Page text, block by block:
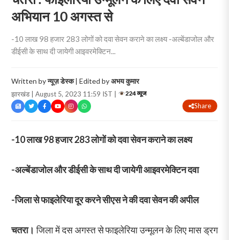
अभियान 10 अगस्त से
-10 लाख 98 हजार 283 लोगों को दवा सेवन कराने का लक्ष्य -अल्बेंडाजोल और
डीईसी के साथ दी जायेगी आइवरमेक्टिन...
Written byन्यूज़ डेस्क| Edited byअभय कुमार
झारखंड | August 5, 2023 11:59 IST | 224 व्यूज
Share
-10 लाख 98 हजार 283 लोगों को दवा सेवन कराने का लक्ष्य
-अल्बेंडाजोल और डीईसी के साथ दी जायेगी आइवरमेक्टिन दवा
-जिला से फाइलेरिया दूर करने सीएस ने की दवा सेवन की अपील
चतरा। ​जिला में दस अगस्त से फाइलेरिया उन्मूलन के लिए मास ड्रग